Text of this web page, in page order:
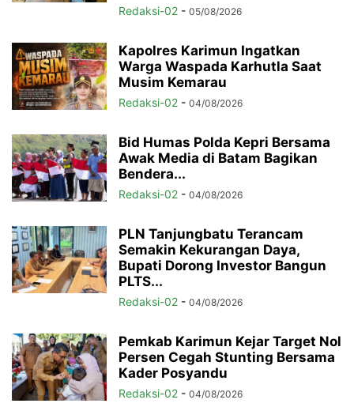
Redaksi-02 - 05/08/2026
Kapolres Karimun Ingatkan
Warga Waspada Karhutla Saat
Musim Kemarau
Redaksi-02 - 04/08/2026
Bid Humas Polda Kepri Bersama
Awak Media di Batam Bagikan
Bendera...
Redaksi-02 - 04/08/2026
PLN Tanjungbatu Terancam
Semakin Kekurangan Daya,
Bupati Dorong Investor Bangun
PLTS...
Redaksi-02 - 04/08/2026
Pemkab Karimun Kejar Target Nol
Persen Cegah Stunting Bersama
Kader Posyandu
Redaksi-02 - 04/08/2026